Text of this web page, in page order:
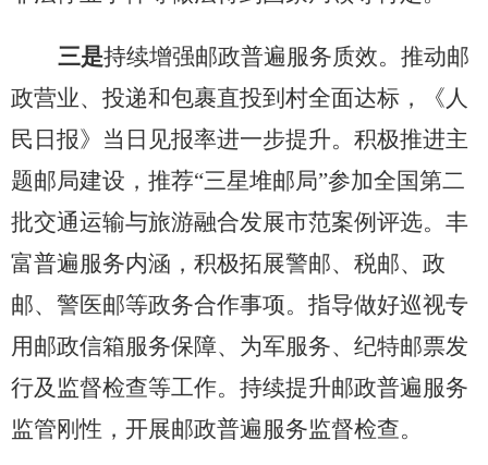
三是持续增强邮政普遍服务质效。推动邮
政营业、投递和包裹直投到村全面达标，《人
民日报》当日见报率进一步提升。积极推进主
题邮局建设，推荐“三星堆邮局”参加全国第二
批交通运输与旅游融合发展市范案例评选。丰
富普遍服务内涵，积极拓展警邮、税邮、政
邮、警医邮等政务合作事项。指导做好巡视专
用邮政信箱服务保障、为军服务、纪特邮票发
行及监督检查等工作。持续提升邮政普遍服务
监管刚性，开展邮政普遍服务监督检查。